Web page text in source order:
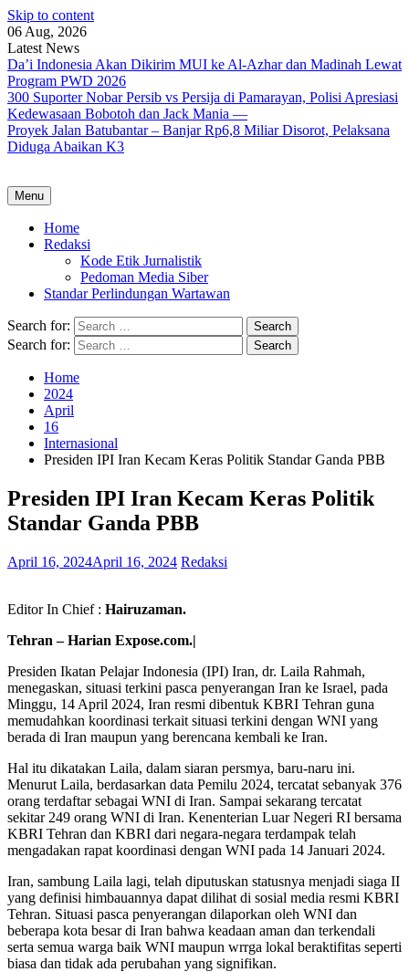
Skip to content
06 Aug, 2026
Latest News
Da’i Indonesia Akan Dikirim MUI ke Al-Azhar dan Madinah Lewat
Program PWD 2026
300 Suporter Nobar Persib vs Persija di Pamarayan, Polisi Apresiasi
Kedewasaan Bobotoh dan Jack Mania —
Proyek Jalan Batubantar – Banjar Rp6,8 Miliar Disorot, Pelaksana
Diduga Abaikan K3
Menu
Home
Redaksi
Kode Etik Jurnalistik
Pedoman Media Siber
Standar Perlindungan Wartawan
Search for:
Search for:
Home
2024
April
16
Internasional
Presiden IPI Iran Kecam Keras Politik Standar Ganda PBB
Presiden IPI Iran Kecam Keras Politik
Standar Ganda PBB
April 16, 2024April 16, 2024 Redaksi
Editor In Chief : Hairuzaman.
Tehran – Harian Expose.com.|
Presiden Ikatan Pelajar Indonesia (IPI) Iran, dr. Laila Rahmah,
menegaskan, situasi terkini pasca penyerangan Iran ke Israel, pada
Minggu, 14 April 2024, Iran resmi dibentuk KBRI Tehran guna
memudahkan koordinasi terkait situasi terkini dengan WNI yang
berada di Iran maupun yang berencana kembali ke Iran.
Hal itu dikatakan Laila, dalam siaran persmya, baru-naru ini.
Menurut Laila, berdasarkan data Pemilu 2024, tercatat sebanyak 376
orang terdaftar sebagai WNI di Iran. Sampai sekarang tercatat
sekitar 249 orang WNI di Iran. Kenenterian Luar Negeri RI bersama
KBRI Tehran dan KBRI dari negara-negara terdampak telah
mengadakan rapat koordinasi dengan WNI pada 14 Januari 2024.
Iran, sambung Laila lagi, telah diputuskan statusnya menjadi siaga II
yang definisi himbauannya dapat dilihat di sosial media resmi KBRI
Tehran. Situasi pasca penyerangan dilaporkan oleh WNI dan
beberapa kota besar di Iran bahwa keadaan aman dan terkendali
serta semua warga baik WNI maupun wrrga lokal beraktifitas seperti
biasa dan tidak ada perubahan yang signifikan.